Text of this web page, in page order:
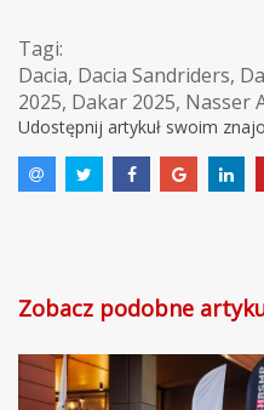
Tagi:
Dacia, Dacia Sandriders,
2025, Dakar 2025, Nasser
Udostępnij artykuł swoim
Zobacz podobne